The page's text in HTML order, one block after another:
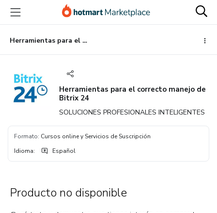
principal
página
de
página
Herramientas para el correcto manejo de Bitrix 24
Herramientas para el correcto manejo de
Bitrix 24
SOLUCIONES PROFESIONALES INTELIGENTES
Formato: Cursos online y Servicios de Suscripción
Idioma: Español
Producto no disponible